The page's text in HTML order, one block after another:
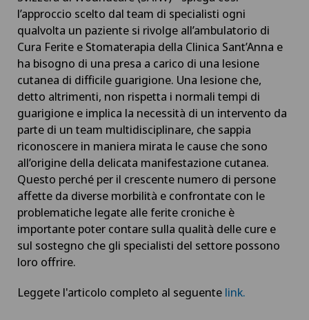
l’approccio scelto dal team di specialisti ogni
qualvolta un paziente si rivolge all’ambulatorio di
Cura Ferite e Stomaterapia della Clinica Sant’Anna e
ha bisogno di una presa a carico di una lesione
cutanea di difficile guarigione. Una lesione che,
detto altrimenti, non rispetta i normali tempi di
guarigione e implica la necessità di un intervento da
parte di un team multidisciplinare, che sappia
riconoscere in maniera mirata le cause che sono
all’origine della delicata manifestazione cutanea.
Questo perché per il crescente numero di persone
affette da diverse morbilità e confrontate con le
problematiche legate alle ferite croniche è
importante poter contare sulla qualità delle cure e
sul sostegno che gli specialisti del settore possono
loro offrire.
Leggete l'articolo completo al seguente link.